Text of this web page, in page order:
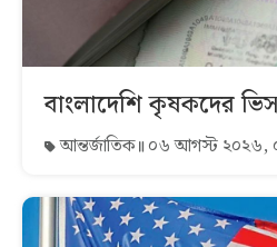
বাংলাদেশি কৃষকদের
আন্তর্জাতিক ০৬ আগস্ট ২০২৬,